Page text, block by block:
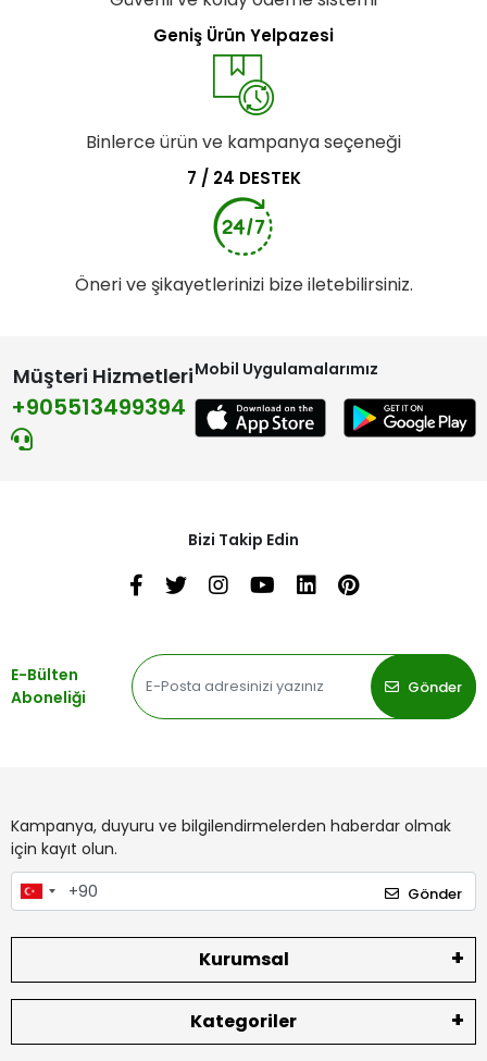
Geniş Ürün Yelpazesi
Binlerce ürün ve kampanya seçeneği
7 / 24 DESTEK
Öneri ve şikayetlerinizi bize iletebilirsiniz.
Müşteri Hizmetleri
+905513499394
Mobil Uygulamalarımız
Bizi Takip Edin
E-Bülten
Aboneliği
Gönder
Kampanya, duyuru ve bilgilendirmelerden haberdar olmak
için kayıt olun.
Gönder
Kurumsal
Kategoriler